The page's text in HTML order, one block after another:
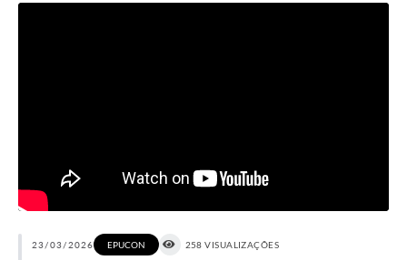
23/03/2026 EPUCON 258 VISUALIZAÇÕES